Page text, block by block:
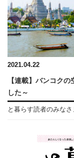
2021.04.22
【連載】バンコク
した～
と暮らす読者のみな